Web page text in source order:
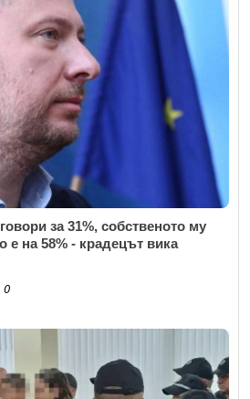
за 31%, собственото му
на 58% - крадецът вика
0